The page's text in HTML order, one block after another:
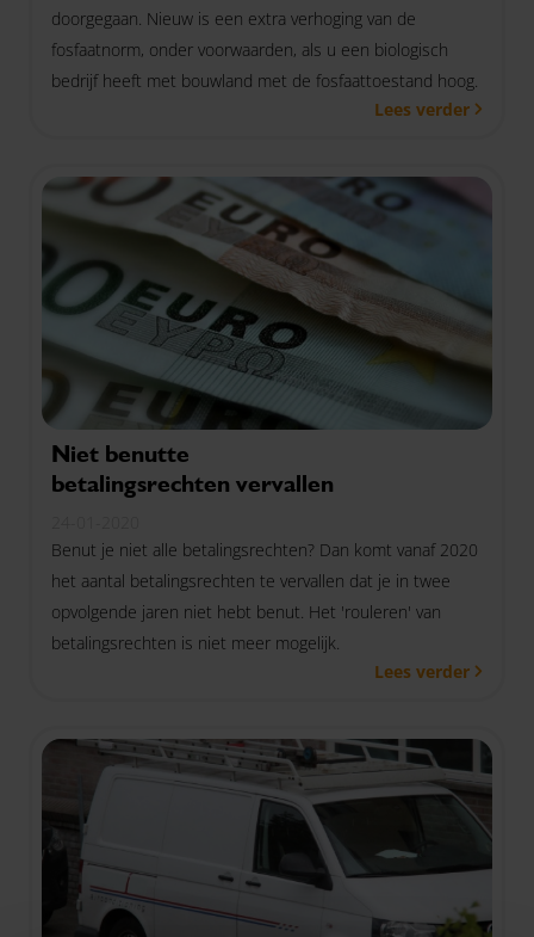
doorgegaan. Nieuw is een extra verhoging van de
fosfaatnorm, onder voorwaarden, als u een biologisch
bedrijf heeft met bouwland met de fosfaattoestand hoog.
Lees verder
Niet benutte
betalingsrechten vervallen
Benut je niet alle betalingsrechten? Dan komt vanaf 2020
het aantal betalingsrechten te vervallen dat je in twee
opvolgende jaren niet hebt benut. Het 'rouleren' van
betalingsrechten is niet meer mogelijk.
Lees verder